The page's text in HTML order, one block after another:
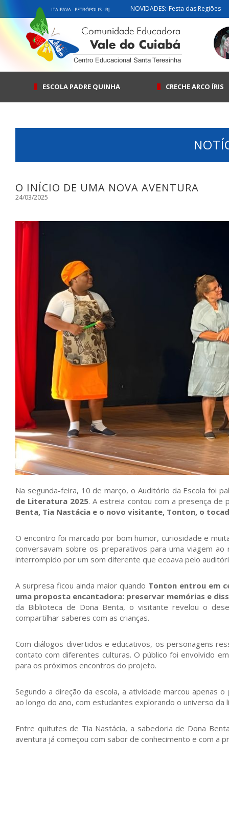
NOVIDADES: Festa das Regiões
ESCOLA PADRE QUINHA CRECHE ARCO ÍRIS
O INÍCIO DE UMA NOVA AVENTURA
24/03/2025
Na segunda-feira, 10 de março, o Auditório da Escola foi
de Literatura 2025. A estreia contou com a presença
Benta, Tia Nastácia e o novo visitante, Tonton, o
O encontro foi marcado por bom humor, curiosidade e
conversavam sobre os preparativos para uma viagem
interrompido por um som diferente que ecoava pelo
A surpresa ficou ainda maior quando Tonton entrou em
uma proposta encantadora: preservar memórias e
da Biblioteca de Dona Benta, o visitante revelou o
compartilhar saberes com as crianças.
Com diálogos divertidos e educativos, os personagens
contato com diferentes culturas. O público foi envolvido
para os próximos encontros do projeto.
Segundo a direção da escola, a atividade marcou apenas o
ao longo do ano, com estudantes explorando o universo
Entre quitutes de Tia Nastácia, a sabedoria de Dona
aventura já começou com sabor de conhecimento e com a